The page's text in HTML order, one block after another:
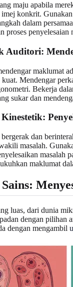
maju apabila
konkrit.
dalam
proses
Auditori:
maklumat
kuat. Mendengar
Bekerja
sukar dan
:
dan
masalah.
masalah
maklumat
:
luas, dari dunia
dengan
dengan mengambil